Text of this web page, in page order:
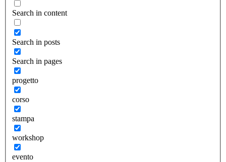
Search in content
Search in posts
Search in pages
progetto
corso
stampa
workshop
evento